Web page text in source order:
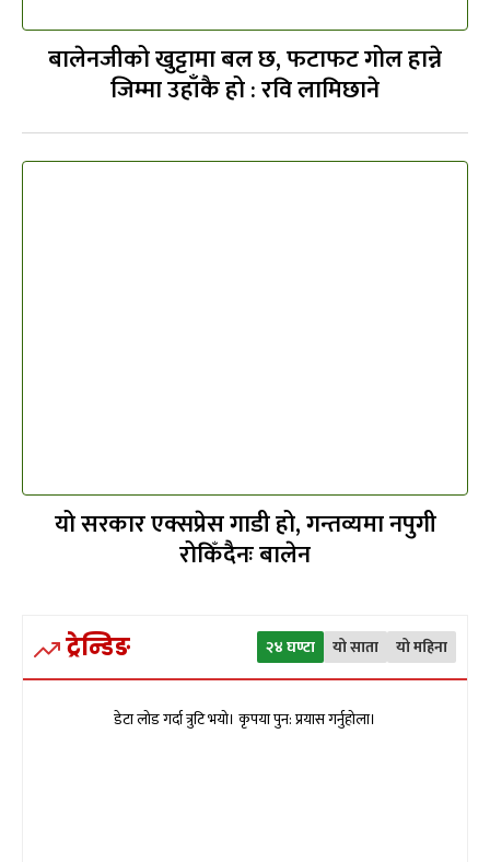
बालेनजीको खुट्टामा बल छ, फटाफट गोल हान्ने
जिम्मा उहाँकै हो : रवि लामिछाने
यो सरकार एक्सप्रेस गाडी हो, गन्तव्यमा नपुगी
रोकिँदैनः बालेन
ट्रेन्डिङ २४ घण्टा यो साता यो महिना
डेटा लोड गर्दा त्रुटि भयो। कृपया पुन: प्रयास गर्नुहोला।